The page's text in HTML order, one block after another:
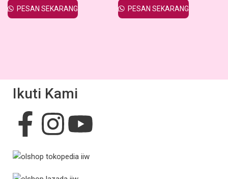
PESAN SEKARANG PESAN SEKARANG
Ikuti Kami